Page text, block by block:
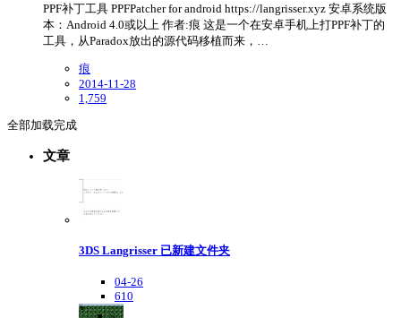
PPF补丁工具 PPFPatcher for android https://langrisser.xyz 安卓系统版
本：Android 4.0或以上 作者:痕 这是一个在安卓手机上打PPF补丁的
工具，从Paradox放出的源代码移植而来，…
痕
2014-11-28
1,759
全部加载完成
文章
3DS Langrisser 已新建文件夹
04-26
610